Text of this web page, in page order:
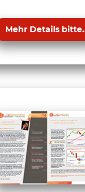
Mehr Details